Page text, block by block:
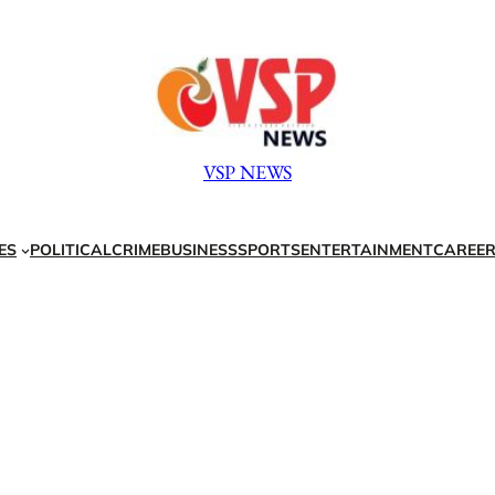
VSP NEWS
POLITICALCRIMEBUSINESSSPORTSENTERTAINMENT